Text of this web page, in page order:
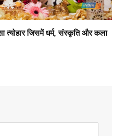
जिसमें धर्म, संस्कृति और कला